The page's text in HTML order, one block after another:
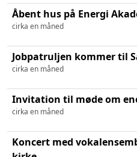
Åbent hus på Energi
cirka en måned
Jobpatruljen kommer til
cirka en måned
Invitation til møde om
cirka en måned
Koncert med